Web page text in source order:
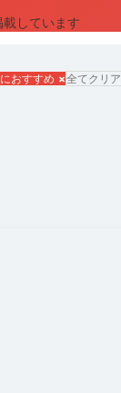
しています
おすすめ ×全てクリア